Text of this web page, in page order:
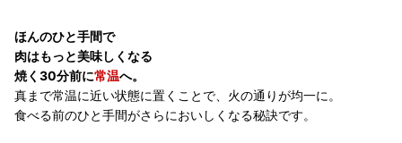
ほんのひと手間で
肉はもっと美味しくなる
焼く30分前に常温へ。
真まで常温に近い状態に置くことで、火の通りが均一に。
食べる前のひと手間がさらにおいしくなる秘訣です。